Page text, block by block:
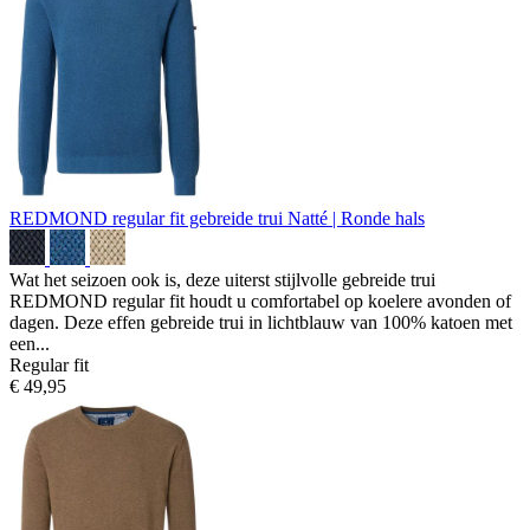
REDMOND regular fit gebreide trui Natté | Ronde hals
Wat het seizoen ook is, deze uiterst stijlvolle gebreide trui
REDMOND regular fit houdt u comfortabel op koelere avonden of
dagen. Deze effen gebreide trui in lichtblauw van 100% katoen met
een...
Regular fit
€ 49,95